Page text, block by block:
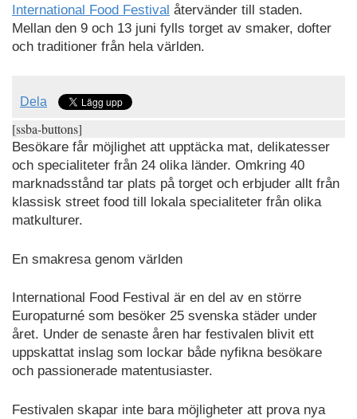
International Food Festival återvänder till staden.
Mellan den 9 och 13 juni fylls torget av smaker, dofter
och traditioner från hela världen.
Dela
[ssba-buttons]
Besökare får möjlighet att upptäcka mat, delikatesser
och specialiteter från 24 olika länder. Omkring 40
marknadsstånd tar plats på torget och erbjuder allt från
klassisk street food till lokala specialiteter från olika
matkulturer.
En smakresa genom världen
International Food Festival är en del av en större
Europaturné som besöker 25 svenska städer under
året. Under de senaste åren har festivalen blivit ett
uppskattat inslag som lockar både nyfikna besökare
och passionerade matentusiaster.
Festivalen skapar inte bara möjligheter att prova nya